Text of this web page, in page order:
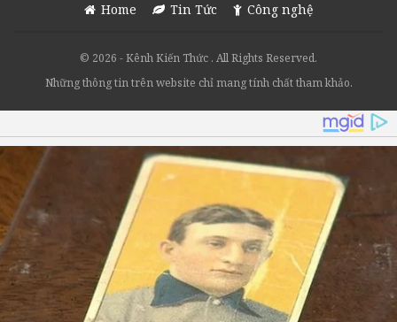
Home Tin Tức Công nghệ
© 2026 - Kênh Kiến Thức . All Rights Reserved.
Những thông tin trên website chỉ mang tính chất tham khảo.